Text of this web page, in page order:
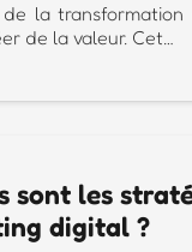
de la transformation
de la valeur. Cet…
sont les
digital ?